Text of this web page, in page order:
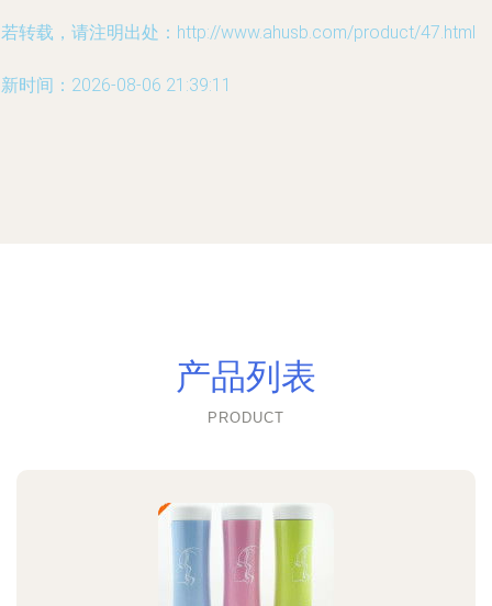
转载，请注明出处：http://www.ahusb.com/product/47.html
时间：2026-08-06 21:39:11
产品列表
PRODUCT